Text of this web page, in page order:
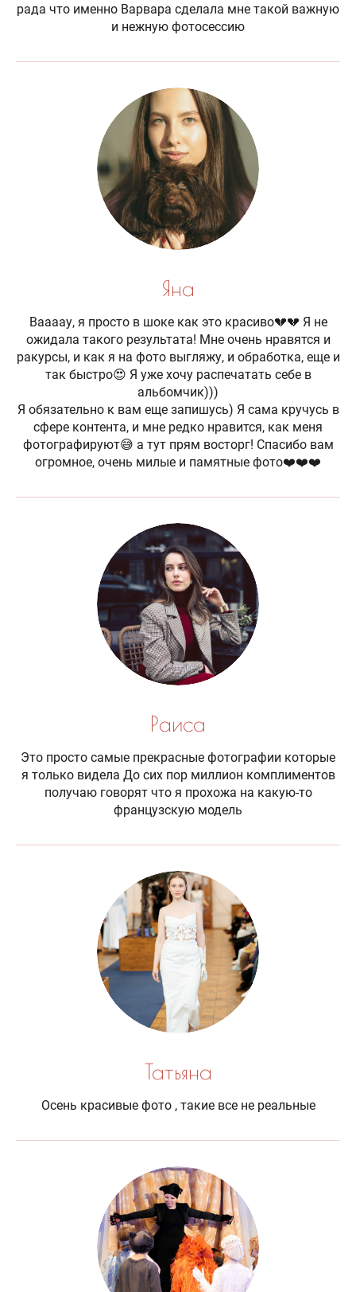
рада что именно Варвара сделала мне такой важную
и нежную фотосессию
Яна
Ваааау, я просто в шоке как это красиво💔💔 Я не
ожидала такого результата! Мне очень нравятся и
ракурсы, и как я на фото выгляжу, и обработка, еще и
так быстро😍 Я уже хочу распечатать себе в
альбомчик)))
Я обязательно к вам еще запишусь) Я сама кручусь в
сфере контента, и мне редко нравится, как меня
фотографируют😅 а тут прям восторг! Спасибо вам
огромное, очень милые и памятные фото❤️❤️❤️
Раиса
Это просто самые прекрасные фотографии которые
я только видела До сих пор миллион комплиментов
получаю говорят что я прохожа на какую-то
французскую модель
Татьяна
Осень красивые фото , такие все не реальные